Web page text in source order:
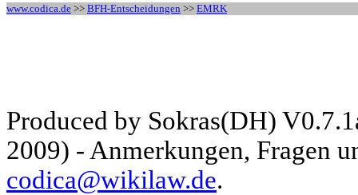
www.codica.de >> BFH-Entscheidungen >> EMRK
Produced by Sokras(DH)
2009) - Anmerkungen, Fragen
codica@wikilaw.de.